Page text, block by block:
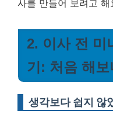
사를 만들어 보려고 해
2. 이사 전 미
기: 처음 해
생각보다 쉽지 않